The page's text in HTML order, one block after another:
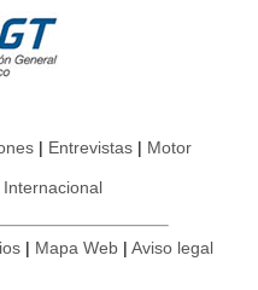
Entrevistas Motor
Internacional
Mapa Web Aviso legal